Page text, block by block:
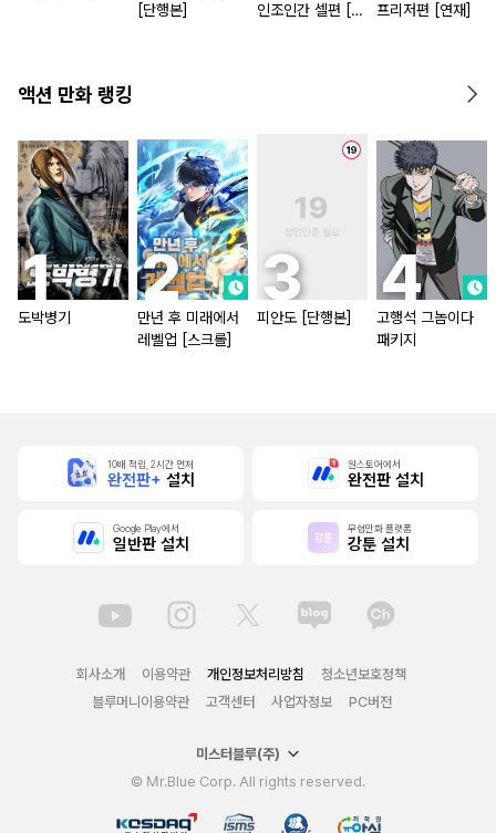
[단행본]
인조인간 셀편 [단
프리저편 [연재]
액션 만화 랭킹
도박병기
만년 후 미래에서
레벨업 [스크롤]
피안도 [단행본]
고행석 그놈이다
패키지
10배 적립, 2시간 먼저
완전판+ 설치
원스토어에서
완전판 설치
Google Play에서
일반판 설치
무협만화 플랫폼
강툰 설치
회사소개 이용약관 개인정보처리방침
청소년보호정책
블루머니이용약관
고객센터 사업자정보 PC버전
미스터블루(주)
© Mr.Blue Corp. All rights reserved.